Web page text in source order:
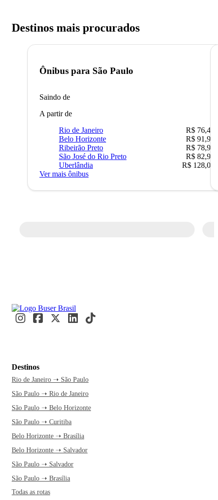
Destinos mais procurados
Ônibus para São Paulo
Saindo de
A partir de
Rio de Janeiro
R$ 76,42
Belo Horizonte
R$ 91,90
Ribeirão Preto
R$ 78,90
São José do Rio Preto
R$ 82,90
Uberlândia
R$ 128,05
Ver mais ônibus
Destinos
Rio de Janeiro ➝ São Paulo
São Paulo ➝ Rio de Janeiro
São Paulo ➝ Belo Horizonte
São Paulo ➝ Curitiba
Belo Horizonte ➝ Brasília
Belo Horizonte ➝ Salvador
São Paulo ➝ Salvador
São Paulo ➝ Brasília
Todas as rotas